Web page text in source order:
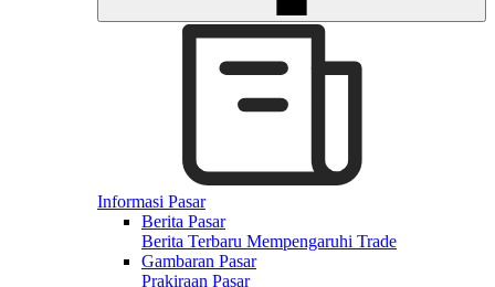
Informasi Pasar
Berita Pasar
Berita Terbaru Mempengaruhi Trade
Gambaran Pasar
Prakiraan Pasar